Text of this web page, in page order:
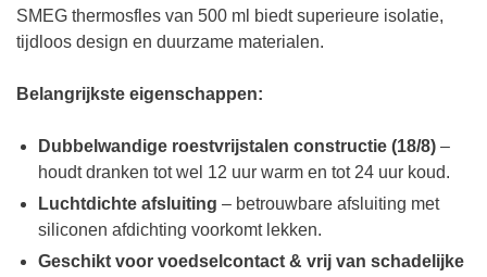
SMEG thermosfles van 500 ml biedt superieure isolatie,
tijdloos design en duurzame materialen.
Belangrijkste eigenschappen:
Dubbelwandige roestvrijstalen constructie (18/8) –
houdt dranken tot wel 12 uur warm en tot 24 uur koud.
Luchtdichte afsluiting – betrouwbare afsluiting met
siliconen afdichting voorkomt lekken.
Geschikt voor voedselcontact & vrij van schadelijke